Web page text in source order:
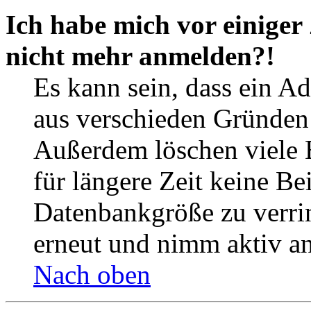
Ich habe mich vor
nicht mehr anmelden?!
Es kann sein, dass ein
aus verschieden
Außerdem löschen viele
für längere Zeit keine
Datenbankgröße zu
erneut und nimm aktiv
Nach oben